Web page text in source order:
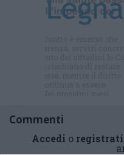
Commenti
Accedi o registrati